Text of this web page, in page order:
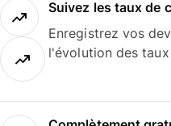
Suivez les taux de
Enregistrez vos
l'évolution des